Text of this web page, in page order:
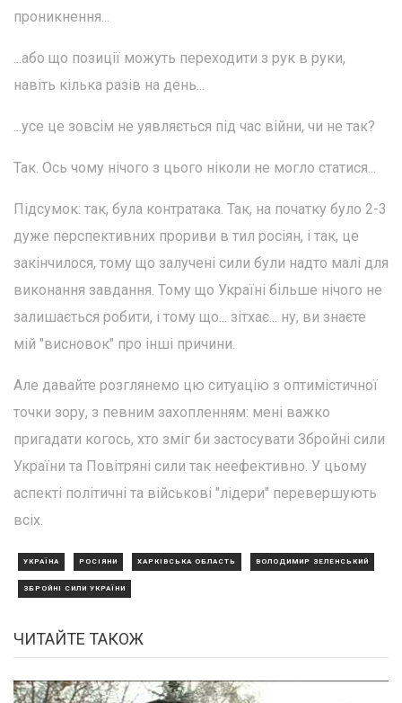
проникнення...
...або що позиції можуть переходити з рук в руки,
навіть кілька разів на день...
...усе це зовсім не уявляється під час війни, чи не так?
Так. Ось чому нічого з цього ніколи не могло статися...
Підсумок: так, була контратака. Так, на початку було 2-3
дуже перспективних прориви в тил росіян, і так, це
закінчилося, тому що залучені сили були надто малі для
виконання завдання. Тому що Україні більше нічого не
залишається робити, і тому що... зітхає... ну, ви знаєте
мій "висновок" про інші причини.
Але давайте розглянемо цю ситуацію з оптимістичної
точки зору, з певним захопленням: мені важко
пригадати когось, хто зміг би застосувати Збройні сили
України та Повітряні сили так неефективно. У цьому
аспекті політичні та військові "лідери" перевершують
всіх.
УКРАЇНА РОСІЯНИ ХАРКІВСЬКА ОБЛАСТЬ ВОЛОДИМИР ЗЕЛЕНСЬКИЙ
ЗБРОЙНІ СИЛИ УКРАЇНИ
ЧИТАЙТЕ ТАКОЖ